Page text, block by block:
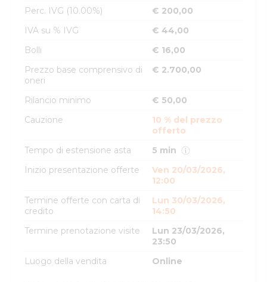
Perc. IVG (10.00%)
€ 200,00
IVA su % IVG
€ 44,00
Bolli
€ 16,00
Prezzo base comprensivo di
oneri
€ 2.700,00
Rilancio minimo
€ 50,00
Cauzione
10 % del prezzo
offerto
Tempo di estensione asta
5 min
Inizio presentazione offerte
Ven 20/03/2026,
12:00
Termine offerte con carta di
credito
Lun 30/03/2026,
14:50
Termine prenotazione visite
Lun 23/03/2026,
23:50
Luogo della vendita
Online